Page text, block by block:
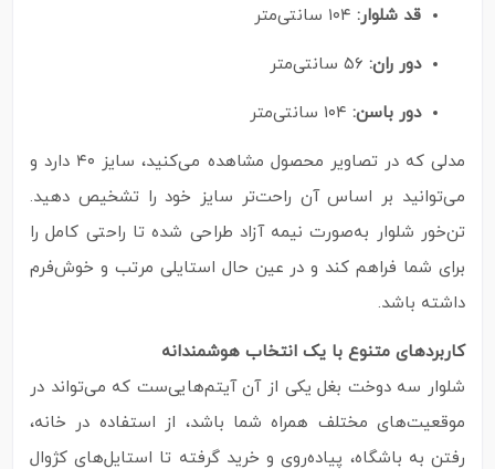
قد شلوار:
دور ران:
دور باسن:
مدلی که در تصاویر محصول مشاهده می‌کنید، سایز ۴۰ دارد و
می‌توانید بر اساس آن راحت‌تر سایز خود را تشخیص دهید.
تن‌خور شلوار به‌صورت نیمه آزاد طراحی شده تا راحتی کامل را
برای شما فراهم کند و در عین حال استایلی مرتب و خوش‌فرم
داشته باشد.
کاربردهای متنوع با یک انتخاب هوشمندانه
شلوار سه دوخت بغل یکی از آن آیتم‌هایی‌ست که می‌تواند در
موقعیت‌های مختلف همراه شما باشد، از استفاده در خانه،
رفتن به باشگاه، پیاده‌روی و خرید گرفته تا استایل‌های کژوال